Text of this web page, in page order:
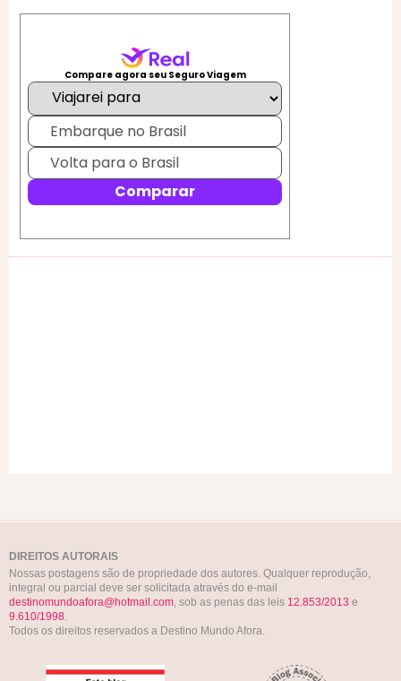
DIREITOS AUTORAIS
Nossas postagens são de propriedade dos autores. Qualquer reprodução,
integral ou parcial deve ser solicitada através do e-mail
destinomundoafora@hotmail.com, sob as penas das leis 12.853/2013 e
9.610/1998.
Todos os direitos reservados a Destino Mundo Afora.